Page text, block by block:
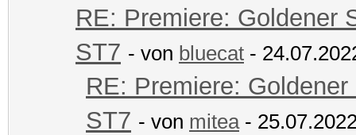
RE: Premiere: Goldener
ST7 - von bluecat -
RE: Premiere:
ST7 - von mitea-